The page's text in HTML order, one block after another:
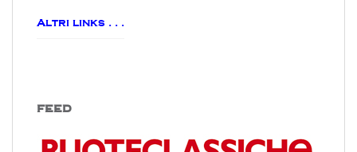
Altri links . . .
FEED